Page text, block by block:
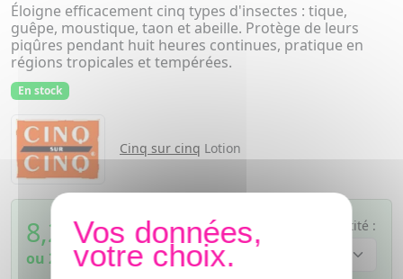
Éloigne efficacement cinq types d'insectes : tique,
guêpe, moustique, taon et abeille. Protège de leurs
piqûres pendant huit heures continues, pratique en
régions tropicales et tempérées.
En stock
Cinq sur cinq Lotion
8,24€ TTC
ou 2,06€si 4 fois sans frais
Quantité :